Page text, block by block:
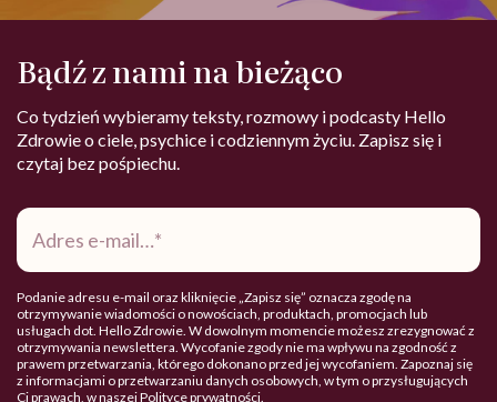
Bądź z nami na bieżąco
Co tydzień wybieramy teksty, rozmowy i podcasty Hello
Zdrowie o ciele, psychice i codziennym życiu. Zapisz się i
czytaj bez pośpiechu.
Adres
mail*
Podanie adresu e-mail oraz kliknięcie „Zapisz się” oznacza zgodę na
otrzymywanie wiadomości o nowościach, produktach, promocjach lub
usługach dot. Hello Zdrowie. W dowolnym momencie możesz zrezygnować z
otrzymywania newslettera. Wycofanie zgody nie ma wpływu na zgodność z
prawem przetwarzania, którego dokonano przed jej wycofaniem. Zapoznaj się
z informacjami o przetwarzaniu danych osobowych, w tym o przysługujących
Ci prawach, w naszejPolityce prywatności